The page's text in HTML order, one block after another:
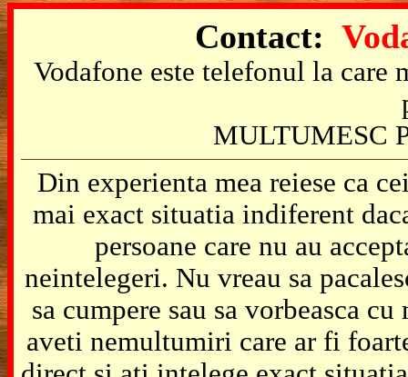
Contact:
Vodafone este telefonul la
MULTUMESC
Din experienta mea reiese ca
mai exact situatia indiferent
persoane care nu au
neintelegeri. Nu vreau sa
sa cumpere sau sa vorbeasca
aveti nemultumiri care ar fi